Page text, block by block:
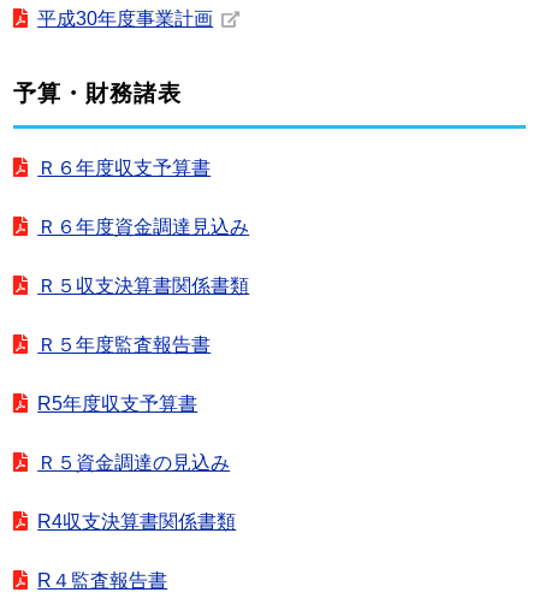
平成30年度事業計画
予算・財務諸表
Ｒ６年度収支予算書
Ｒ６年度資金調達見込み
Ｒ５収支決算書関係書類
Ｒ５年度監査報告書
R5年度収支予算書
Ｒ５資金調達の見込み
R4収支決算書関係書類
R４監査報告書